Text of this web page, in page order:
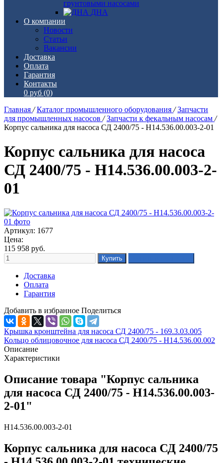
грунтовыми насосами
ДНА
О компании
Новости
Статьи
Вакансии
Доставка
Оплата
Гарантия
Контакты
0 руб (0)
Главная / Каталог промышленного оборудования / Запчасти
для промышленных насосов / Запчасти к фекальным насосам /
Корпус сальника для насоса СД 2400/75 - Н14.536.00.003-2-01
Корпус сальника для насоса
СД 2400/75 - Н14.536.00.003-2-
01
Артикул: 1677
Цена:
115 958 руб.
Доставка
Оплата
Гарантия
Добавить в избранное Поделиться
Крышка кронштейна для насоса СД 2400/75 - 169.3.03.005
Кольцо облицовочное для насоса СД 2400/75 - Н14.536.00.002
Описание
Характеристики
Описание товара "Корпус сальника
для насоса СД 2400/75 - Н14.536.00.003-
2-01"
Н14.536.00.003-2-01
Корпус сальника для насоса СД 2400/75